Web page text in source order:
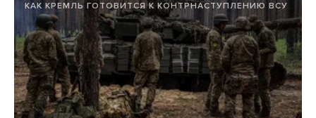
КАК КРЕМЛЬ ГОТОВИТСЯ К КОНТРНАСТУПЛЕНИЮ ВСУ